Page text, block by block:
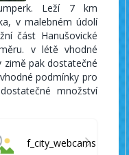
Leží 7 km
v malebném údolí
část Hanušovické
v létě vhodné
pak dostatečné
podmínky pro
množství
f_city_webcams